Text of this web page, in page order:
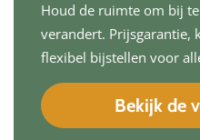
Reviews
©2026 / The Green
Houd de ruimte om bij
verandert. Prijsgarantie,
flexibel bijstellen voor
Bekijk de